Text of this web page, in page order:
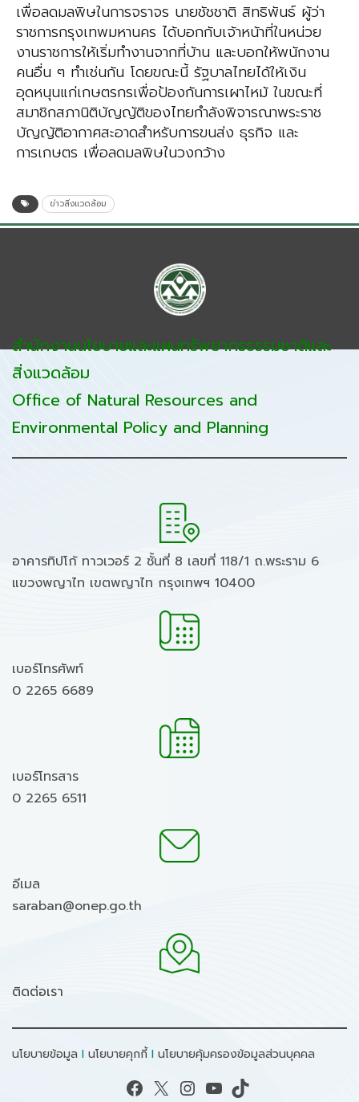
เพื่อลดมลพิษในการจราจร นายชัชชาติ สิทธิพันธ์ ผู้ว่า
ราชการกรุงเทพมหานคร ได้บอกกับเจ้าหน้าที่ในหน่วย
งานราชการให้เริ่มทำงานจากที่บ้าน และบอกให้พนักงาน
คนอื่น ๆ ทำเช่นกัน โดยขณะนี้ รัฐบาลไทยได้ให้เงิน
อุดหนุนแก่เกษตรกรเพื่อป้องกันการเผาไหม้ ในขณะที่
สมาชิกสภานิติบัญญัติของไทยกำลังพิจารณาพระราช
บัญญัติอากาศสะอาดสำหรับการขนส่ง ธุรกิจ และ
การเกษตร เพื่อลดมลพิษในวงกว้าง
ข่าวสิ่งแวดล้อม
สำนักงานนโยบายและแผนทรัพยากรธรรมชาติและ
สิ่งแวดล้อม
Office of Natural Resources and
Environmental Policy and Planning
อาคารทิปโก้ ทาวเวอร์ 2 ชั้นที่ 8 เลขที่ 118/1 ถ.พระราม 6
แขวงพญาไท เขตพญาไท กรุงเทพฯ 10400
เบอร์โทรศัพท์
0 2265 6689
เบอร์โทรสาร
0 2265 6511
อีเมล
saraban@onep.go.th
ติดต่อเรา
นโยบายข้อมูล I นโยบายคุกกี้ I นโยบายคุ้มครองข้อมูลส่วนบุคคล
Facebook X Instagram YouTube TikTok